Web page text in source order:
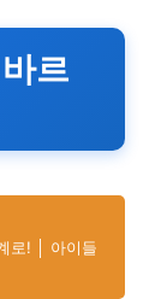
르
로! │ 아이들